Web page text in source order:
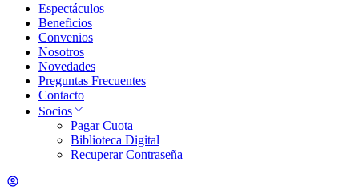
Espectáculos
Beneficios
Convenios
Nosotros
Novedades
Preguntas Frecuentes
Contacto
Socios
Pagar Cuota
Biblioteca Digital
Recuperar Contraseña